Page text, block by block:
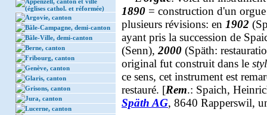
(églises cathol. et réformée)
Argovie, canton
Bâle-Campagne, demi-canton
Bâle-Ville, demi-canton
Berne, canton
Fribourg, canton
Genève, canton
Glaris, canton
Grisons, canton
Jura, canton
Lucerne, canton
1890 = construction d'un
plusieurs révisions: en 1902
ayant pris la succession de
(Senn), 2000 (Späth:
original fut construit dans le
ce sens, cet instrument est
restauré. [Rem.: Spaich,
Späth AG, 8640 Rapperswil,